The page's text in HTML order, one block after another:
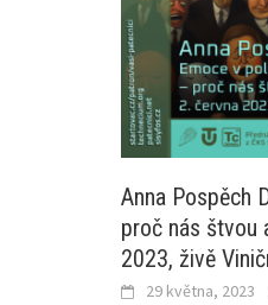
Anna Pospěch
proč nás štvou
2023, živě
29 května, 2023